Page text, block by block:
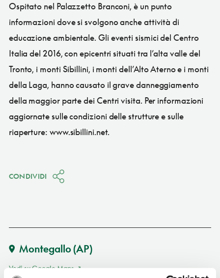
Ospitato nel Palazzetto Branconi, è un punto
informazioni dove si svolgono anche attività di
educazione ambientale. Gli eventi sismici del Centro
Italia del 2016, con epicentri situati tra l’alta valle del
Tronto, i monti Sibillini, i monti dell’Alto Aterno e i monti
della Laga, hanno causato il grave danneggiamento
della maggior parte dei Centri visita. Per informazioni
aggiornate sulle condizioni delle strutture e sulle
riaperture: www.sibillini.net.
CONDIVIDI
Montegallo(AP)
Vedi su Google Maps